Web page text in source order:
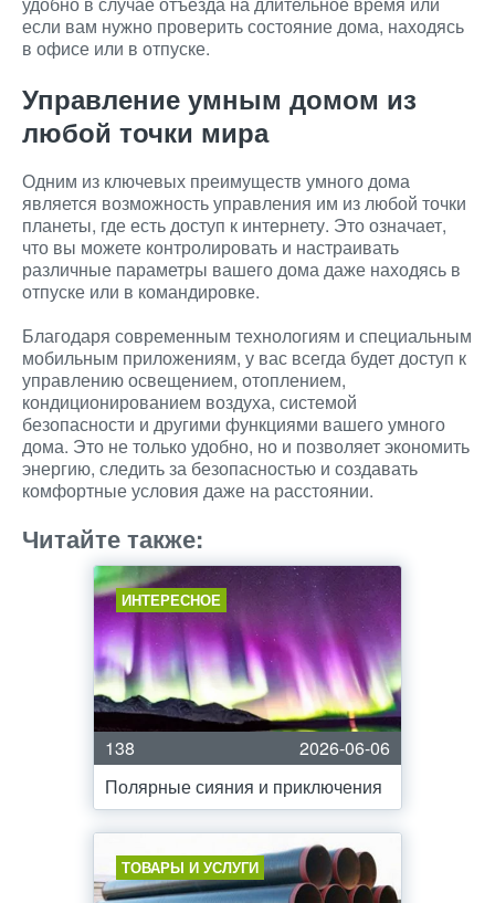
если вам нужно проверить состояние дома, находясь
в офисе или в отпуске.
Управление умным домом из
любой точки мира
Одним из ключевых преимуществ умного дома
является возможность управления им из любой точки
планеты, где есть доступ к интернету. Это означает,
что вы можете контролировать и настраивать
различные параметры вашего дома даже находясь в
отпуске или в командировке.
Благодаря современным технологиям и специальным
мобильным приложениям, у вас всегда будет доступ к
управлению освещением, отоплением,
кондиционированием воздуха, системой
безопасности и другими функциями вашего умного
дома. Это не только удобно, но и позволяет экономить
энергию, следить за безопасностью и создавать
комфортные условия даже на расстоянии.
Читайте также:
ИНТЕРЕСНОЕ
138
2026-06-06
Полярные сияния и приключения
ТОВАРЫ И УСЛУГИ